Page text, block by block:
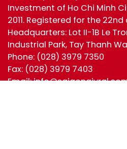
Investment of Ho Chi Minh
2011. Registered for the 22nd
Headquarters: Lot II-1B Le
Industrial Park, Tay Thanh
Phone: (028) 3979 7350
Fax: (028) 3979 7403
Email: